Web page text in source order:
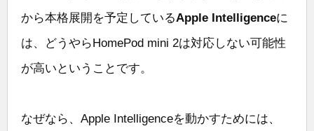
から本格展開を予定しているApple Intelligenceに
は、どうやらHomePod mini 2は対応しない可能性
が高いということです。
なぜなら、Apple Intelligenceを動かすためには、